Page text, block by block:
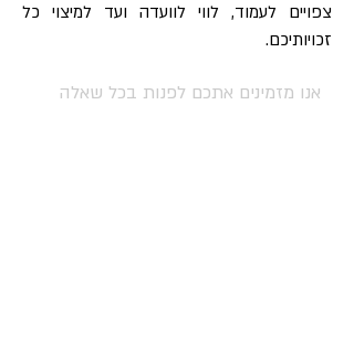
צפויים לעמוד, לווי לוועדה ועד למיצוי כל
זכויותיכם.
אנו מזמינים אתכם לפנות בכל שאלה